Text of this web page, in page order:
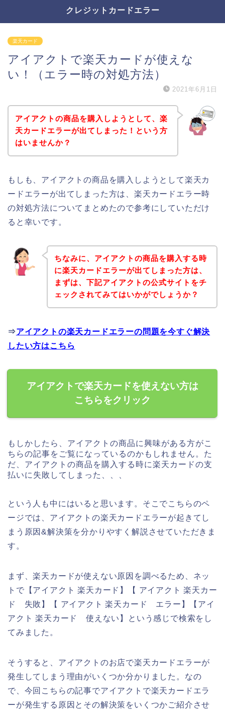
クレジットカードエラー
楽天カード
アイアクトで楽天カードが使えな
い！（エラー時の対処方法）
2021年6月1日
アイアクトの商品を購入しようとして、楽
天カードエラーが出てしまった！という方
はいませんか？
もしも、アイアクトの商品を購入しようとして楽天カ
ードエラーが出てしまった方は、楽天カードエラー時
の対処方法についてまとめたので参考にしていただけ
ると幸いです。
ちなみに、アイアクトの商品を購入する時
に楽天カードエラーが出てしまった方は、
まずは、下記アイアクトの公式サイトをチ
ェックされてみてはいかがでしょうか？
⇒アイアクトの楽天カードエラーの問題を今すぐ解決
したい方はこちら
アイアクトで楽天カードを使えない方は
こちらをクリック
もしかしたら、アイアクトの商品に興味がある方がこ
ちらの記事をご覧になっているのかもしれません。た
だ、アイアクトの商品を購入する時に楽天カードの支
払いに失敗してしまった、、、
という人も中にはいると思います。そこでこちらのペ
ージでは、アイアクトの楽天カードエラーが起きてし
まう原因&解決策を分かりやすく解説させていただきま
す。
まず、楽天カードが使えない原因を調べるため、ネッ
トで【アイアクト 楽天カード】【 アイアクト 楽天カー
ド 失敗】【 アイアクト 楽天カード エラー】【アイ
アクト 楽天カード 使えない】という感じで検索をし
てみました。
そうすると、アイアクトのお店で楽天カードエラーが
発生してしまう理由がいくつか分かりました。なの
で、今回こちらの記事でアイアクトで楽天カードエラ
ーが発生する原因とその解決策をいくつかご紹介させ